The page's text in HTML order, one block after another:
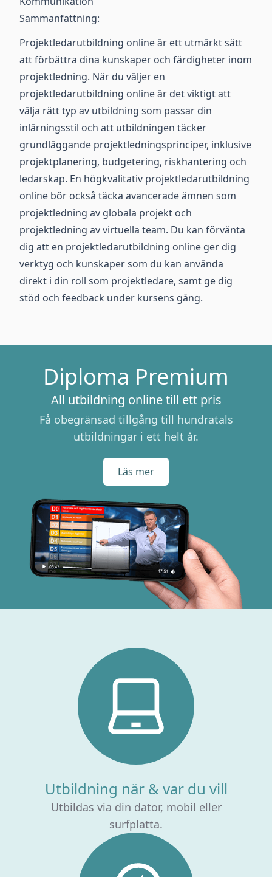
Sammanfattning:
Projektledarutbildning online är ett utmärkt sätt
att förbättra dina kunskaper och färdigheter inom
projektledning. När du väljer en
projektledarutbildning online är det viktigt att
välja rätt typ av utbildning som passar din
inlärningsstil och att utbildningen täcker
grundläggande projektledningsprinciper, inklusive
projektplanering, budgetering, riskhantering och
ledarskap. En högkvalitativ projektledarutbildning
online bör också täcka avancerade ämnen som
projektledning av globala projekt och
projektledning av virtuella team. Du kan förvänta
dig att en projektledarutbildning online ger dig
verktyg och kunskaper som du kan använda
direkt i din roll som projektledare, samt ge dig
stöd och feedback under kursens gång.
Diploma Premium
All utbildning online till ett pris
Få obegränsad tillgång till hundratals
utbildningar i ett helt år.
Läs mer
Utbildning när & var du vill
Utbildas via din dator, mobil eller
surfplatta.